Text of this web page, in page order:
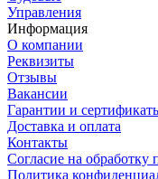
Управления
Информация
О компании
Реквизиты
Отзывы
Вакансии
Гарантии и
Доставка и оплата
Контакты
Согласие на
Политика